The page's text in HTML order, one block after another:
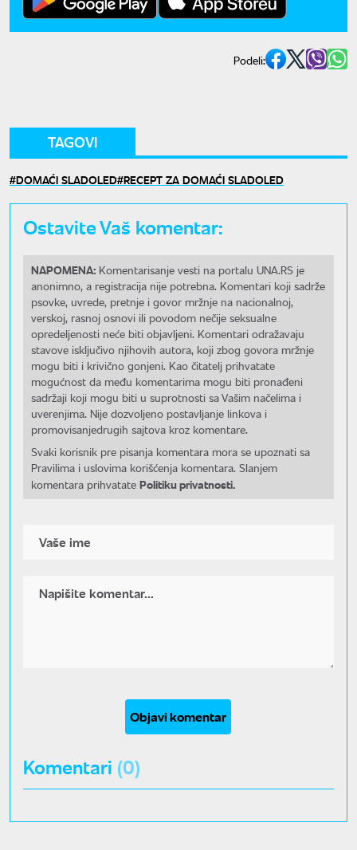
Podeli:
TAGOVI
DOMAĆI SLADOLED RECEPT ZA DOMAĆI SLADOLED
Ostavite Vaš komentar:
NAPOMENA: Komentarisanje vesti na portalu UNA.RS je
anonimno, a registracija nije potrebna. Komentari koji sadrže
psovke, uvrede, pretnje i govor mržnje na nacionalnoj,
verskoj, rasnoj osnovi ili povodom nečije seksualne
opredeljenosti neće biti objavljeni. Komentari odražavaju
stavove isključivo njihovih autora, koji zbog govora mržnje
mogu biti i krivično gonjeni. Kao čitatelj prihvatate
mogućnost da među komentarima mogu biti pronađeni
sadržaji koji mogu biti u suprotnosti sa Vašim načelima i
uverenjima. Nije dozvoljeno postavljanje linkova i
promovisanjedrugih sajtova kroz komentare.
Svaki korisnik pre pisanja komentara mora se upoznati sa
Pravilima i uslovima korišćenja komentara. Slanjem
komentara prihvatate Politiku privatnosti.
Objavi komentar
Komentari (0)